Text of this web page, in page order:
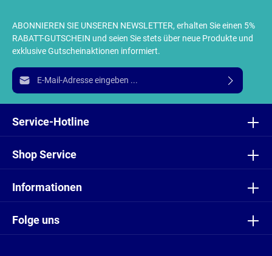
ABONNIEREN SIE UNSEREN NEWSLETTER, erhalten Sie einen 5%
RABATT-GUTSCHEIN und seien Sie stets über neue Produkte und
exklusive Gutscheinaktionen informiert.
E-Mail-Adresse*
Ich habe dieDatenschutzbestimmungenzur Kenntnis
einverstanden.
Folge uns
Service-Hotline
Shop Service
Informationen